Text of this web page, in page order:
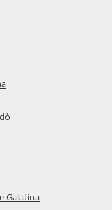
Galatina